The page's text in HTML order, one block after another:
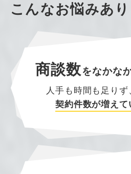
こんなお悩みあ
商談数をなかな
人手も時間も足りず
契約件数が増え